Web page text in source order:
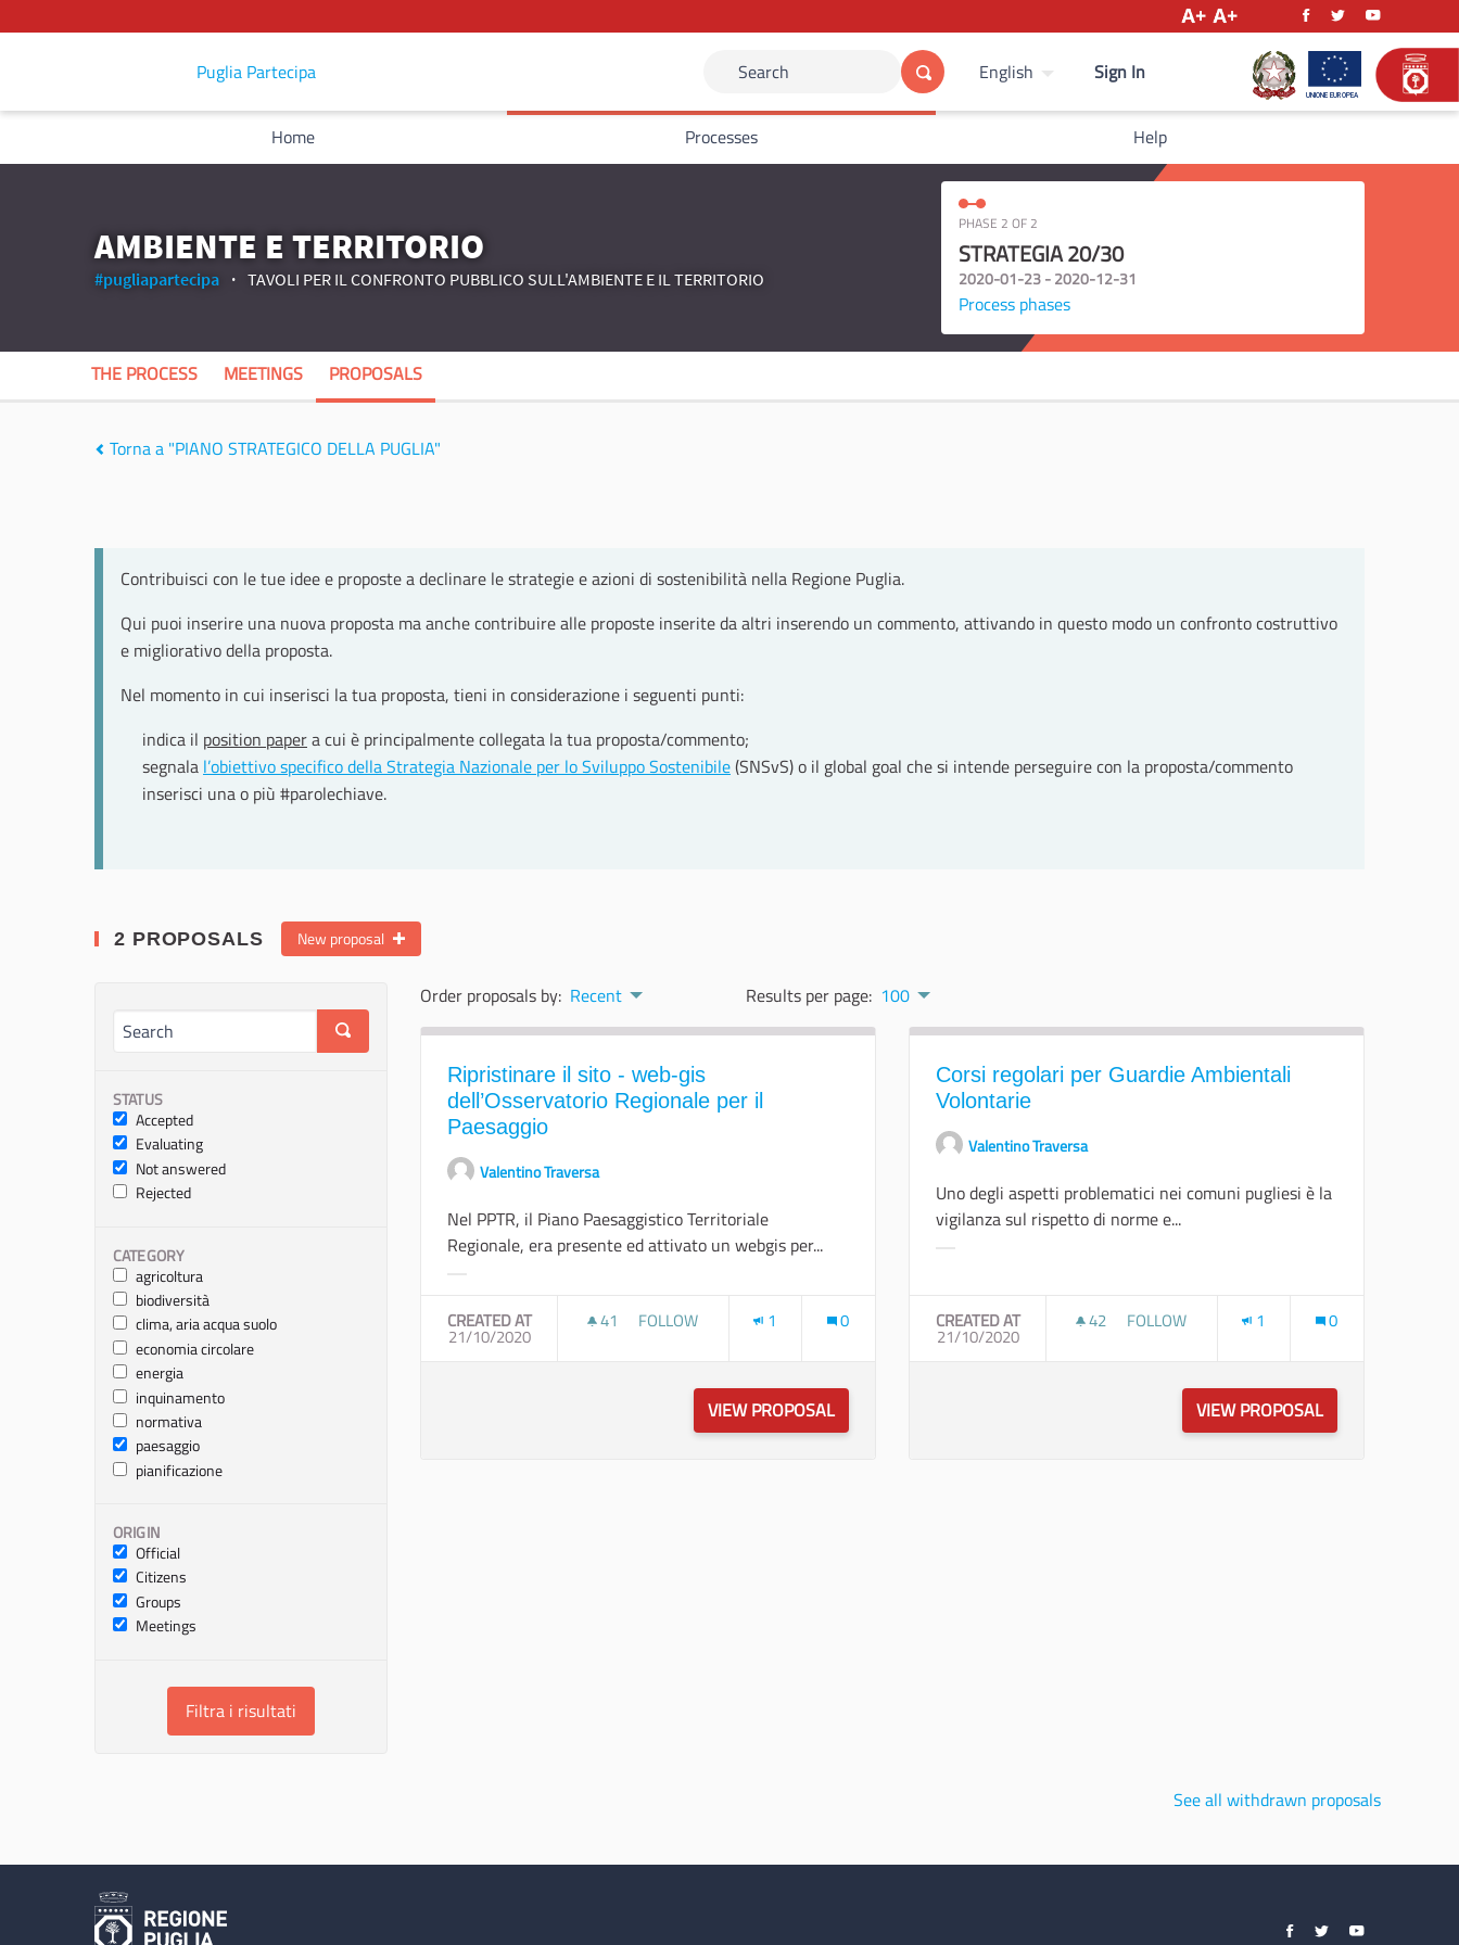
Puglia Partecipa Search English Sign In
Home Processes Help
AMBIENTE E TERRITORIO
#pugliapartecipa TAVOLI PER IL CONFRONTO PUBBLICO SULL'AMBIENTE E IL TERRITORIO
PHASE 2 OF 2
STRATEGIA 20/30
2020-01-23 - 2020-12-31
Process phases
THE PROCESS MEETINGS PROPOSALS
Torna a "PIANO STRATEGICO DELLA PUGLIA"
Contribuisci con le tue idee e proposte a declinare le strategie e azioni di sostenibilità nella Regione Puglia.
Qui puoi inserire una nuova proposta ma anche contribuire alle proposte inserite da altri inserendo un commento, attivando in questo modo un confronto costruttivo
e migliorativo della proposta.
Nel momento in cui inserisci la tua proposta, tieni in considerazione i seguenti punti:
indica il position papera cui è principalmente collegata la tua proposta/commento;
segnala l’obiettivo specifico della Strategia Nazionale per lo Sviluppo Sostenibile(SNSvS) o il global goal che si intende perseguire con la proposta/commento
inserisci una o più #parolechiave.
2 PROPOSALS New proposal
STATUS
Accepted
Evaluating
Not answered
Rejected
CATEGORY
agricoltura
biodiversità
clima, aria acqua suolo
economia circolare
energia
inquinamento
normativa
paesaggio
pianificazione
ORIGIN
Official
Citizens
Groups
Meetings
Filtra i risultati
Order proposals by: Recent Results per page: 100
Ripristinare il sito - web-gis
dell’Osservatorio Regionale per il
Paesaggio
Valentino Traversa
Nel PPTR, il Piano Paesaggistico Territoriale
Regionale, era presente ed attivato un webgis per...
CREATED AT
21/10/2020
41 41 FOLLOWERS
FOLLOW
RIPRISTINARE IL SITO - WEB-GIS DELL’OSSERVATORIO REGIONALE PER IL PAESAGGIO
1 0
VIEW PROPOSAL RIPRISTINARE IL SITO - WEB-GIS DELL’OSSERVATORIO REGIONALE PER IL
Corsi regolari per Guardie Ambientali
Volontarie
Valentino Traversa
Uno degli aspetti problematici nei comuni pugliesi è la
vigilanza sul rispetto di norme e...
CREATED AT
21/10/2020
42 42 FOLLOWERS
FOLLOW 1 0
VIEW PROPOSAL
See all withdrawn proposals